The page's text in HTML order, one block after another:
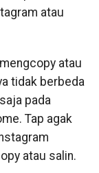
atau
atau
tidak berbeda
pada
Tap agak
atau salin.